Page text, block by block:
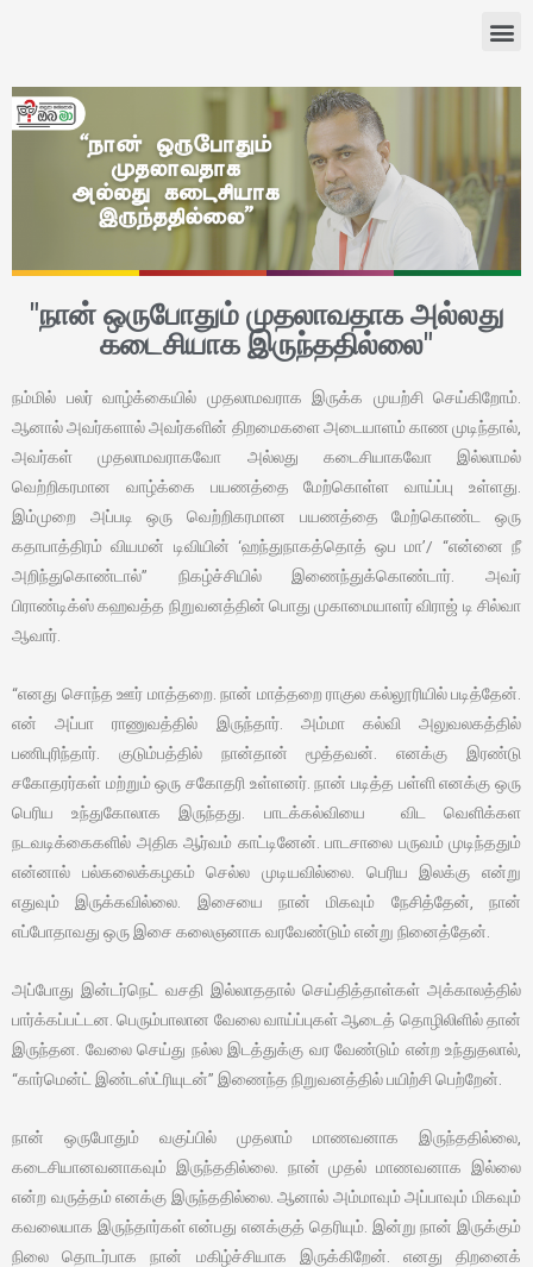
"நான் ஒருபோதும் முதலாவதாக அல்லது
கடைசியாக இருந்ததில்லை"
நம்மில் பலர் வாழ்க்கையில் முதலாமவராக இருக்க முயற்சி செய்கிறோம்.
ஆனால் அவர்களால் அவர்களின் திறமைகளை அடையாளம் காண முடிந்தால்,
அவர்கள் முதலாமவராகவோ அல்லது கடைசியாகவோ இல்லாமல்
வெற்றிகரமான வாழ்க்கை பயணத்தை மேற்கொள்ள வாய்ப்பு உள்ளது.
இம்முறை அப்படி ஒரு வெற்றிகரமான பயணத்தை மேற்கொண்ட ஒரு
கதாபாத்திரம் வியமன் டிவியின் ‘ஹந்துநாகத்தொத் ஒப மா’/ “என்னை நீ
அறிந்துகொண்டால்” நிகழ்ச்சியில் இணைந்துக்கொண்டார். அவர்
பிராண்டிக்ஸ் கஹவத்த நிறுவனத்தின் பொது முகாமையாளர் விராஜ் டி சில்வா
ஆவார்.
“எனது சொந்த ஊர் மாத்தறை. நான் மாத்தறை ராகுல கல்லூரியில் படித்தேன்.
என் அப்பா ராணுவத்தில் இருந்தார். அம்மா கல்வி அலுவலகத்தில்
பணிபுரிந்தார். குடும்பத்தில் நான்தான் மூத்தவன். எனக்கு இரண்டு
சகோதரர்கள் மற்றும் ஒரு சகோதரி உள்ளனர். நான் படித்த பள்ளி எனக்கு ஒரு
பெரிய உந்துகோலாக இருந்தது. பாடக்கல்வியை விட வெளிக்கள
நடவடிக்கைகளில் அதிக ஆர்வம் காட்டினேன். பாடசாலை பருவம் முடிந்ததும்
என்னால் பல்கலைக்கழகம் செல்ல முடியவில்லை. பெரிய இலக்கு என்று
எதுவும் இருக்கவில்லை. இசையை நான் மிகவும் நேசித்தேன், நான்
எப்போதாவது ஒரு இசை கலைஞனாக வரவேண்டும் என்று நினைத்தேன்.
அப்போது இன்டர்நெட் வசதி இல்லாததால் செய்தித்தாள்கள் அக்காலத்தில்
பார்க்கப்பட்டன. பெரும்பாலான வேலை வாய்ப்புகள் ஆடைத் தொழிலிளில் தான்
இருந்தன. வேலை செய்து நல்ல இடத்துக்கு வர வேண்டும் என்ற உந்துதலால்,
“கார்மென்ட் இண்டஸ்ட்ரியுடன்” இணைந்த நிறுவனத்தில் பயிற்சி பெற்றேன்.
நான் ஒருபோதும் வகுப்பில் முதலாம் மாணவனாக இருந்ததில்லை,
கடைசியானவனாகவும் இருந்ததில்லை. நான் முதல் மாணவனாக இல்லை
என்ற வருத்தம் எனக்கு இருந்ததில்லை. ஆனால் அம்மாவும் அப்பாவும் மிகவும்
கவலையாக இருந்தார்கள் என்பது எனக்குத் தெரியும். இன்று நான் இருக்கும்
நிலை தொடர்பாக நான் மகிழ்ச்சியாக இருக்கிறேன். எனது திறனைக்